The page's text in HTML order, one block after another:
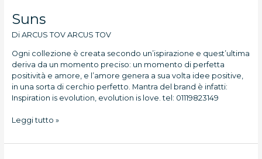
Suns
Di ARCUS TOV ARCUS TOV
Ogni collezione è creata secondo un’ispirazione e quest’ultima
deriva da un momento preciso: un momento di perfetta
positività e amore, e l’amore genera a sua volta idee positive,
in una sorta di cerchio perfetto. Mantra del brand è infatti:
Inspiration is evolution, evolution is love. tel: 01119823149
Leggi tutto »